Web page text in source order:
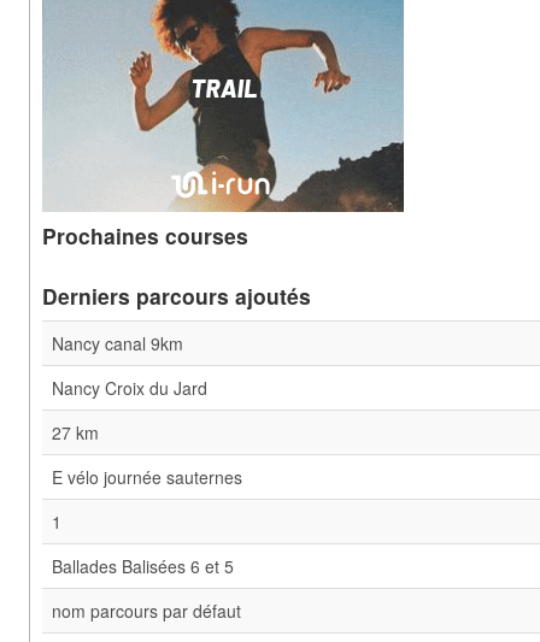
Prochaines courses
Derniers parcours ajoutés
Nancy canal 9km
Nancy Croix du Jard
27 km
E vélo journée sauternes
1
Ballades Balisées 6 et 5
nom parcours par défaut